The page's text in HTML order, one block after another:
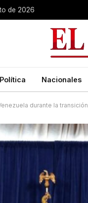
de 2026
Política Nacionales
durante la transición